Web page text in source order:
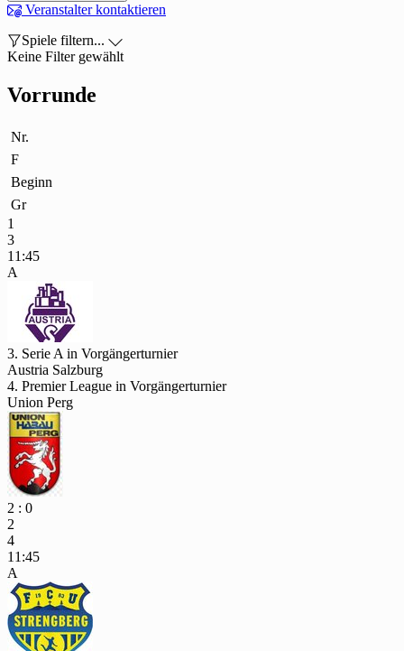
 Veranstalter kontaktieren
Spiele filtern... 
Keine Filter gewählt
Vorrunde
Nr.
F
Beginn
Gr
1
3
11:45
A
3. Serie A in Vorgängerturnier
Austria Salzburg
4. Premier League in Vorgängerturnier
Union Perg
2 : 0
2
4
11:45
A